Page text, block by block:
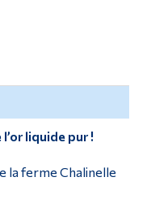
liquide pur !
la ferme Chalinelle